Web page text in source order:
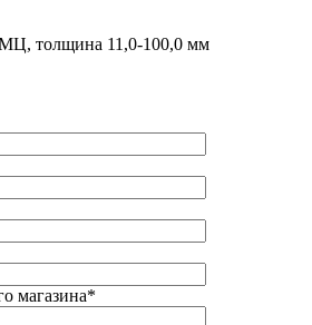
толщина 11,0-100,0 мм
магазина*